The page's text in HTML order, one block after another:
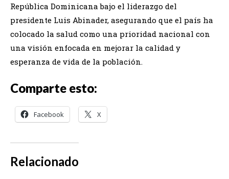
República Dominicana bajo el liderazgo del
presidente Luis Abinader, asegurando que el país ha
colocado la salud como una prioridad nacional con
una visión enfocada en mejorar la calidad y
esperanza de vida de la población.
Comparte esto:
Facebook X
Relacionado